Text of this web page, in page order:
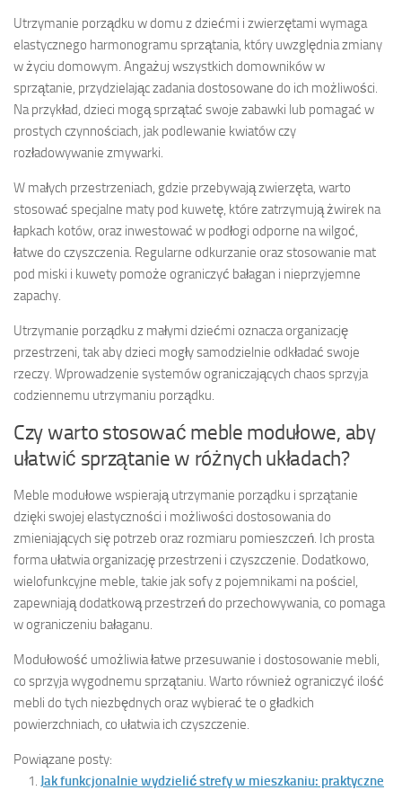
Utrzymanie porządku w domu z dziećmi i zwierzętami wymaga
elastycznego harmonogramu sprzątania, który uwzględnia zmiany
w życiu domowym. Angażuj wszystkich domowników w
sprzątanie, przydzielając zadania dostosowane do ich możliwości.
Na przykład, dzieci mogą sprzątać swoje zabawki lub pomagać w
prostych czynnościach, jak podlewanie kwiatów czy
rozładowywanie zmywarki.
W małych przestrzeniach, gdzie przebywają zwierzęta, warto
stosować specjalne maty pod kuwetę, które zatrzymują żwirek na
łapkach kotów, oraz inwestować w podłogi odporne na wilgoć,
łatwe do czyszczenia. Regularne odkurzanie oraz stosowanie mat
pod miski i kuwety pomoże ograniczyć bałagan i nieprzyjemne
zapachy.
Utrzymanie porządku z małymi dziećmi oznacza organizację
przestrzeni, tak aby dzieci mogły samodzielnie odkładać swoje
rzeczy. Wprowadzenie systemów ograniczających chaos sprzyja
codziennemu utrzymaniu porządku.
Czy warto stosować meble modułowe, aby
ułatwić sprzątanie w różnych układach?
Meble modułowe wspierają utrzymanie porządku i sprzątanie
dzięki swojej elastyczności i możliwości dostosowania do
zmieniających się potrzeb oraz rozmiaru pomieszczeń. Ich prosta
forma ułatwia organizację przestrzeni i czyszczenie. Dodatkowo,
wielofunkcyjne meble, takie jak sofy z pojemnikami na pościel,
zapewniają dodatkową przestrzeń do przechowywania, co pomaga
w ograniczeniu bałaganu.
Modułowość umożliwia łatwe przesuwanie i dostosowanie mebli,
co sprzyja wygodnemu sprzątaniu. Warto również ograniczyć ilość
mebli do tych niezbędnych oraz wybierać te o gładkich
powierzchniach, co ułatwia ich czyszczenie.
Powiązane posty:
Jak funkcjonalnie wydzielić strefy w mieszkaniu: praktyczne